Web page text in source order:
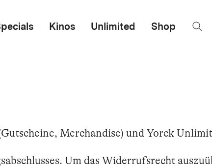
Kinos Unlimited Shop
Merchandise) und Yorck
Um das Widerrufsrecht